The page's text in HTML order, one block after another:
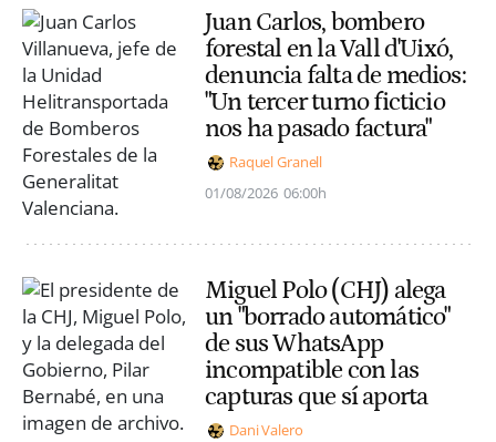
Juan Carlos, bombero
forestal en la Vall d'Uixó,
denuncia falta de medios:
"Un tercer turno ficticio
nos ha pasado factura"
Raquel Granell
01/08/2026 06:00h
Miguel Polo (CHJ) alega
un "borrado automático"
de sus WhatsApp
incompatible con las
capturas que sí aporta
Dani Valero